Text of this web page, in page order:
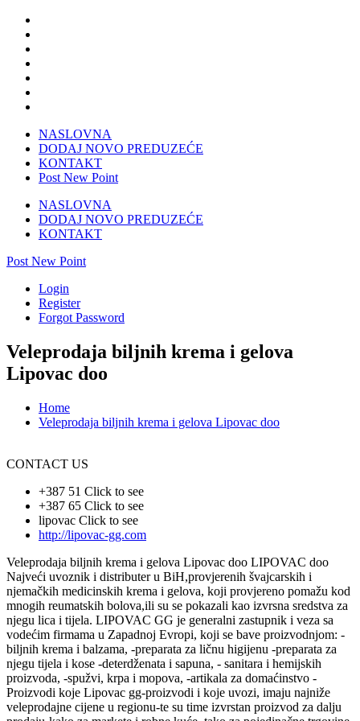
NASLOVNA
DODAJ NOVO PREDUZEĆE
KONTAKT
Post New Point
NASLOVNA
DODAJ NOVO PREDUZEĆE
KONTAKT
Post New Point
Login
Register
Forgot Password
Veleprodaja biljnih krema i gelova
Lipovac doo
Home
Veleprodaja biljnih krema i gelova Lipovac doo
CONTACT US
+387 51 Click to see
+387 65 Click to see
lipovac Click to see
http://lipovac-gg.com
Veleprodaja biljnih krema i gelova Lipovac doo LIPOVAC doo
Najveći uvoznik i distributer u BiH,provjerenih švajcarskih i
njemačkih medicinskih krema i gelova, koji provjereno pomažu kod
mnogih reumatskih bolova,ili su se pokazali kao izvrsna sredstva za
njegu lica i tijela. LIPOVAC GG je generalni zastupnik i veza sa
vodećim firmama u Zapadnoj Evropi, koji se bave proizvodnjom: -
biljnih krema i balzama, -preparata za ličnu higijenu -preparata za
njegu tijela i kose -deterdženata i sapuna, - sanitara i hemijskih
proizvoda, -spužvi, krpa i mopova, -artikala za domaćinstvo -
Proizvodi koje Lipovac gg-proizvodi i koje uvozi, imaju najniže
veleprodajne cijene u regionu-te su time izvrstan proizvod za dalju